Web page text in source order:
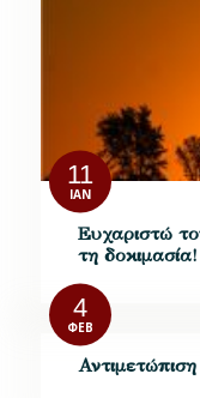
11
ΙΑΝ
Ευχαριστώ
τη δοκιμασία!
4
ΦΕΒ